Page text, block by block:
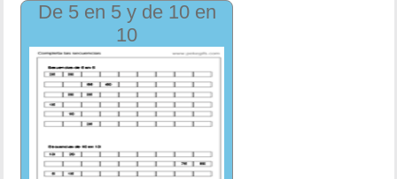
De 5 en 5 y de 10 en
10